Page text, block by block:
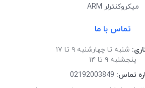
میکروکنترلر ARM
تماس با ما
شنبه تا چهارشنبه ۹ تا ۱۷
پنجشنبه ۹ تا ۱۴
تماس: 02192003849